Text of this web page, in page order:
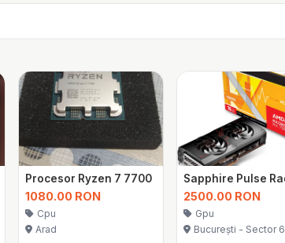
Procesor Ryzen 7 7700
1080.00 RON
Cpu
Arad
2500.00 RON
Gpu
București - Sector 6